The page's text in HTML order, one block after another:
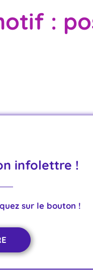
infolettre !
sur le bouton !
: